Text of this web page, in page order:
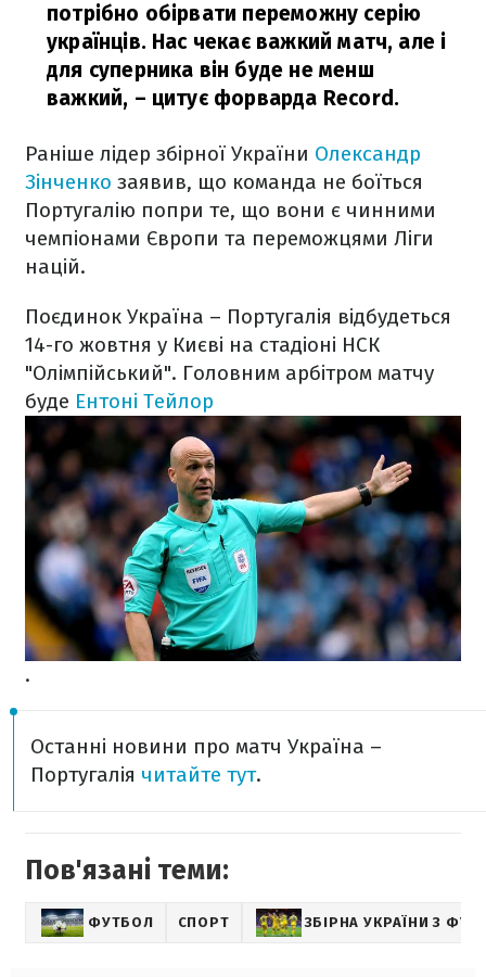
потрібно обірвати переможну серію
українців. Нас чекає важкий матч, але і
для суперника він буде не менш
важкий, – цитує форварда Record.
Раніше лідер збірної України Олександр
Зінченко заявив, що команда не боїться
Португалію попри те, що вони є чинними
чемпіонами Європи та переможцями Ліги
націй.
Поєдинок Україна – Португалія відбудеться
14-го жовтня у Києві на стадіоні НСК
"Олімпійський". Головним арбітром матчу
буде Ентоні Тейлор
.
Останні новини про матч Україна –
Португалія читайте тут.
Пов'язані теми:
ФУТБОЛ СПОРТ ЗБІРНА УКРАЇНИ З